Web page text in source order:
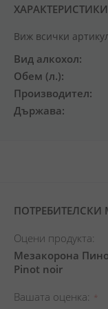
Виж всички
Вид алкохол
Обем (л.)
Производител
Държава
Оцени продукта:
Мезакорона
Pinot noir
Вашата оценка